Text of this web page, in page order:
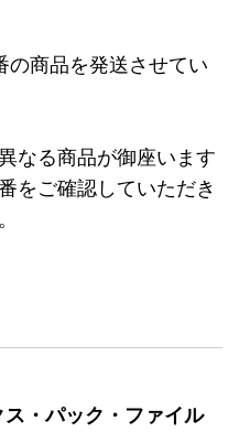
の商品を発送させてい
なる商品が御座います
をご確認していただき
ス・パック・ファイル